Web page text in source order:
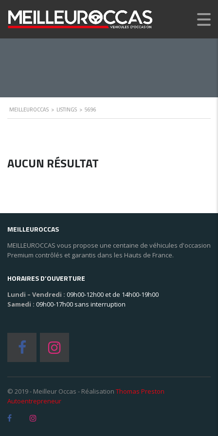
MEILLEUROCCAS > LISTINGS > 5696
AUCUN RÉSULTAT
MEILLEUROCCAS
MEILLEUROCCAS vous propose une centaine de véhicules d'occasion
Premium contrôlés et garantis dans les Hauts de France.
HORAIRES D’OUVERTURE
Lundi – Vendredi : 09h00-12h00 et de 14h00-19h00
Samedi : 09h00-17h00 sans interruption
© 2019 - Meilleur Occas - Réalisation Thomas Preston
Autoentrepreneur